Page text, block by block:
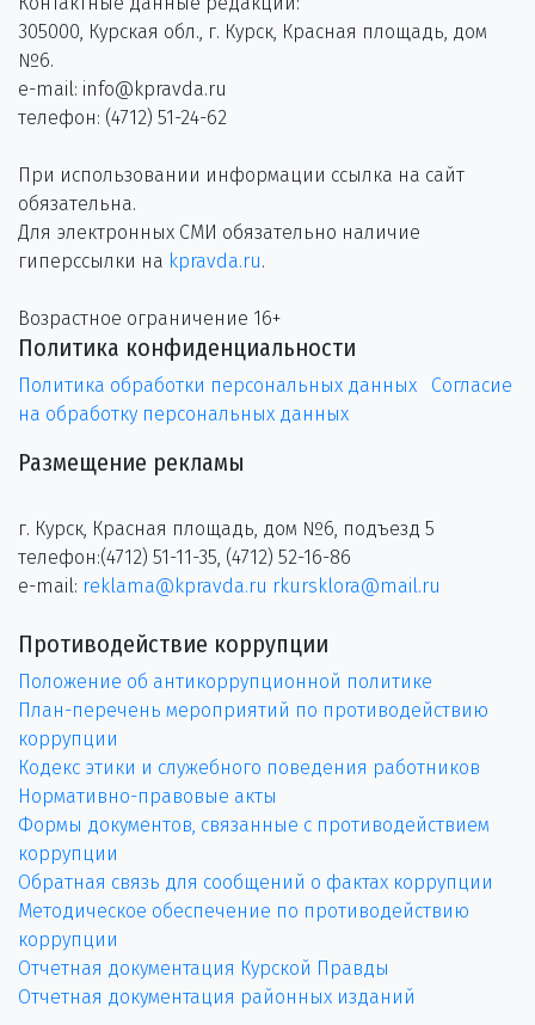
305000, Курская обл., г. Курск, Красная площадь, дом
№6.
e-mail: info@kpravda.ru
телефон: (4712) 51-24-62
При использовании информации ссылка на сайт
обязательна.
Для электронных СМИ обязательно наличие
гиперссылки на kpravda.ru.
Возрастное ограничение 16+
Политика конфиденциальности
Политика обработки персональных данных
Согласие
на обработку персональных данных
Размещение рекламы
г. Курск, Красная площадь, дом №6, подъезд 5
телефон:(4712) 51-11-35, (4712) 52-16-86
e-mail: reklama@kpravda.ru rkursklora@mail.ru
Противодействие коррупции
Положение об антикоррупционной политике
План-перечень мероприятий по противодействию
коррупции
Кодекс этики и служебного поведения работников
Нормативно-правовые акты
Формы документов, связанные с противодействием
коррупции
Обратная связь для сообщений о фактах коррупции
Методическое обеспечение по противодействию
коррупции
Отчетная документация Курской Правды
Отчетная документация районных изданий